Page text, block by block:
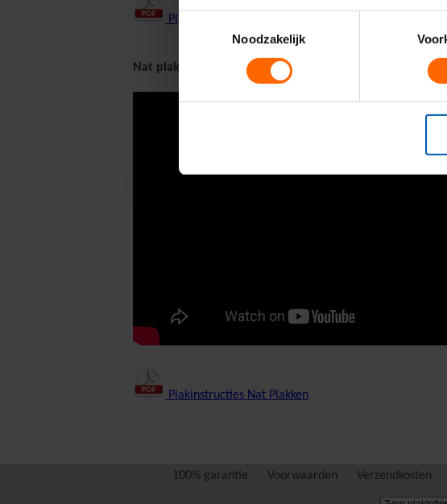
Noodzakelijk
Plakinstructies Droog Plakken
Nat plakken - Een methode waarbij correcties mogelijk
Plakinstructies Nat Plakken
100% garantie Voorwaarden Verzendkosten